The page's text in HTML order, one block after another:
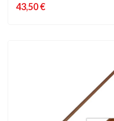
43,50 €